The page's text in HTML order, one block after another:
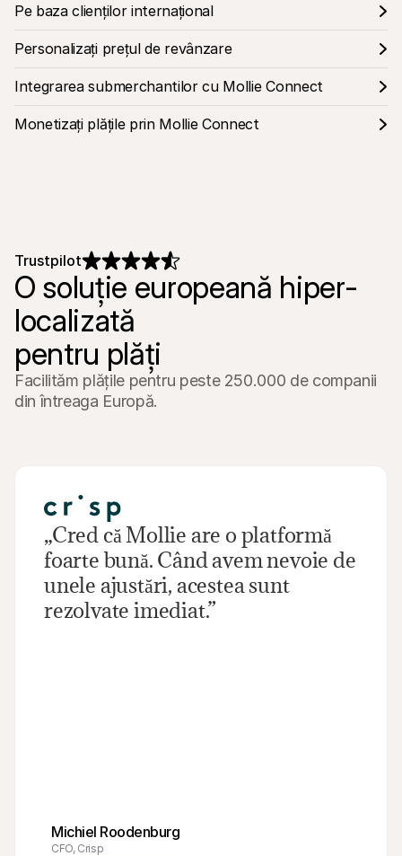
Pe baza clienților internațional
Personalizați prețul de revânzare
Integrarea submerchantilor cu Mollie Connect
Monetizați plățile prin Mollie Connect
Trustpilot
O soluție europeană hiper-
localizată
pentru plăți
Facilităm plățile pentru peste 250.000 de companii
din întreaga Europă.
„Cred că Mollie are o platformă
foarte bună. Când avem nevoie de
unele ajustări, acestea sunt
rezolvate imediat.”
Michiel Roodenburg
CFO, Crisp